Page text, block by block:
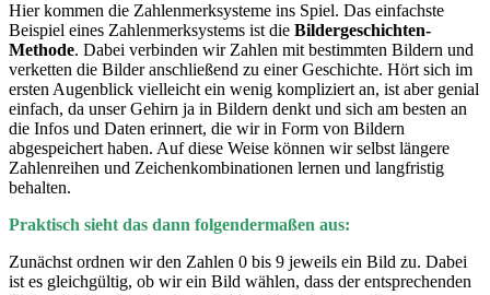
Hier kommen die Zahlenmerksysteme ins Spiel. Das einfachste
Beispiel eines Zahlenmerksystems ist die Bildergeschichten-
Methode. Dabei verbinden wir Zahlen mit bestimmten Bildern und
verketten die Bilder anschließend zu einer Geschichte. Hört sich im
ersten Augenblick vielleicht ein wenig kompliziert an, ist aber genial
einfach, da unser Gehirn ja in Bildern denkt und sich am besten an
die Infos und Daten erinnert, die wir in Form von Bildern
abgespeichert haben. Auf diese Weise können wir selbst längere
Zahlenreihen und Zeichenkombinationen lernen und langfristig
behalten.
Praktisch sieht das dann folgendermaßen aus:
Zunächst ordnen wir den Zahlen 0 bis 9 jeweils ein Bild zu. Dabei
ist es gleichgültig, ob wir ein Bild wählen, dass der entsprechenden